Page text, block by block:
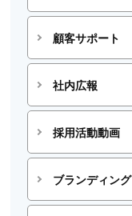
顧客サポート
社内広報
採用活動動画
ブランディング